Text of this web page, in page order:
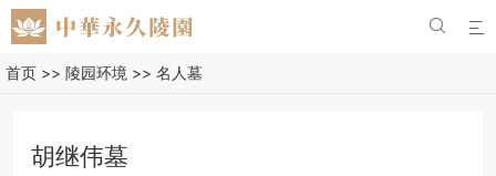


首页 >> 陵园环境 >> 名人墓
胡继伟墓